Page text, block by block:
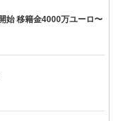
しみに耐え抜
戻ることができ
良かった？
はアシストの方
要だった。
始 移籍金4000万ユーロ〜